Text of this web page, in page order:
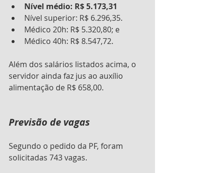
Nível médio: R$ 5.173,31
Nível superior: R$ 6.296,35.
Médico 20h: R$ 5.320,80; e
Médico 40h: R$ 8.547,72.
Além dos salários listados acima, o
servidor ainda faz jus ao auxílio
alimentação de R$ 658,00.
Previsão de vagas
Segundo o pedido da PF, foram
solicitadas 743 vagas.